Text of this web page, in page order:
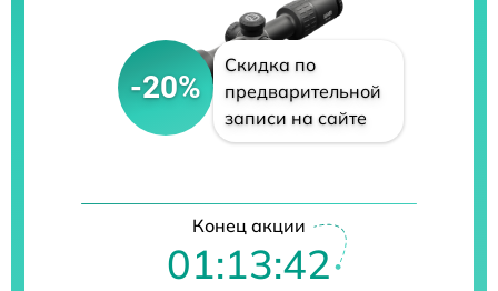
-20%
Скидка по
предварительной
записи на сайте
Конец акции
01:13:41